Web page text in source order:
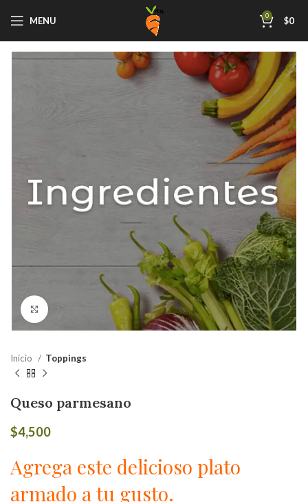
MENU 0 $0
Click to enlarge
Inicio Toppings
Queso parmesano
$4,500
Agrega este delicioso plato
armado a tu gusto.